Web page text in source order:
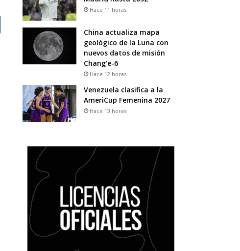
Hace 11 horas
China actualiza mapa
geológico de la Luna con
nuevos datos de misión
Chang’e-6
Hace 12 horas
Venezuela clasifica a la
AmeriCup Femenina 2027
Hace 13 horas